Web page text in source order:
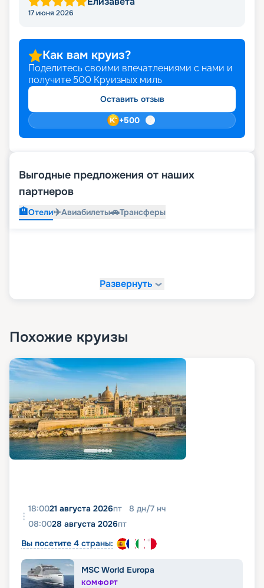
17 июня 2026
Как вам круиз?
Поделитесь своими впечатлениями с нами и
получите 500 Круизных миль
Оставить отзыв
+500
Выгодные предложения от наших
партнеров
🏨Отели✈️Авиабилеты🚗Трансферы
Развернуть
Похожие круизы
18:0021 августа 2026пт 8 дн/7 нч
08:0028 августа 2026пт
Вы посетите 4 страны:
MSC World Europa
КОМФОРТ